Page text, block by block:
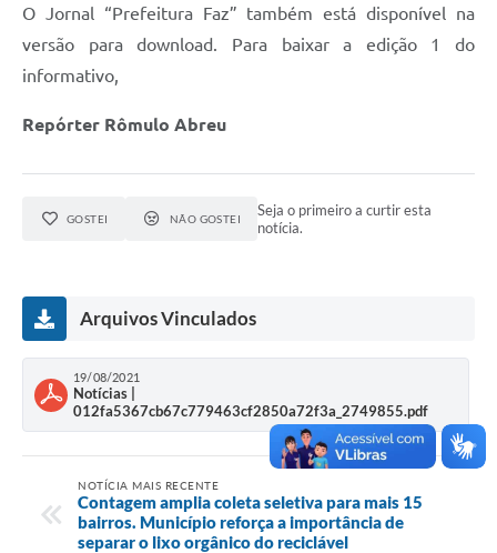
O Jornal “Prefeitura Faz” também está disponível na
versão para download. Para baixar a edição 1 do
informativo,
Repórter Rômulo Abreu
GOSTEI NÃO GOSTEI
Seja o primeiro a curtir esta
notícia.
Arquivos Vinculados
19/08/2021
Notícias |
012fa5367cb67c779463cf2850a72f3a_2749855.pdf
NOTÍCIA MAIS RECENTE
Contagem amplia coleta seletiva para mais 15
bairros. Município reforça a importância de
separar o lixo orgânico do reciclável